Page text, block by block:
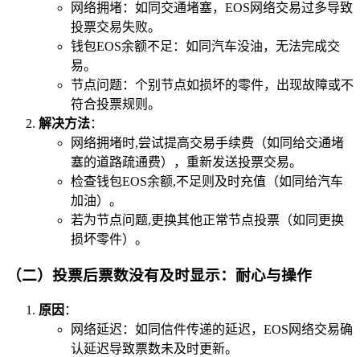
网络拥堵：如同交通堵塞，EOS网络交易过多导致
投票交易失败。
钱包EOS余额不足：如同汽车没油，无法完成交
易。
节点问题：个别节点如损坏的零件，出现故障或不
符合投票规则。
解决方法：
网络拥堵时,尝试提高交易手续费（如同给交通堵
塞的道路疏通费），重新发送投票交易。
检查钱包EOS余额,不足则及时充值（如同给汽车
加油）。
若为节点问题,更换其他正常节点投票（如同更换
损坏零件）。
（二）投票后票数没有及时显示：耐心与操作
原因 ：
网络延迟：如同信件传递的延迟，EOS网络交易确
认延迟导致票数未及时更新。